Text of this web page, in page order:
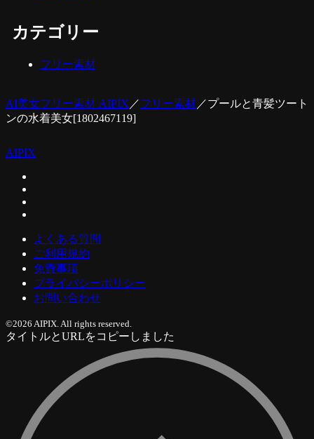
カテゴリー
フリー素材
AI美女フリー素材 AIPIX ／フリー素材 ／プールと青髪ツート
ンの水着美女[1802467119]
AIPIX
よくある質問
ご利用規約
免責事項
プライバシーポリシー
お問い合わせ
©2026 AIPIX. All rights reserved.
タイトルとURLをコピーしました